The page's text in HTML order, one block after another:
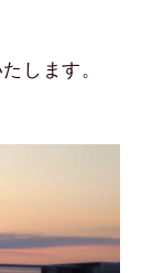
します。